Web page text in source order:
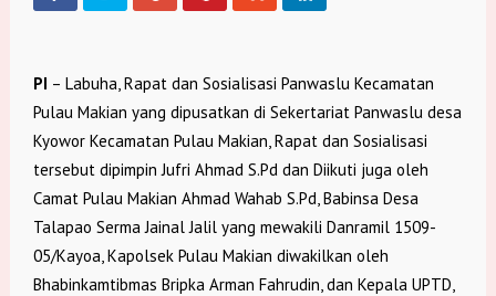
PI – Labuha, Rapat dan Sosialisasi Panwaslu Kecamatan
Pulau Makian yang dipusatkan di Sekertariat Panwaslu desa
Kyowor Kecamatan Pulau Makian, Rapat dan Sosialisasi
tersebut dipimpin Jufri Ahmad S.Pd dan Diikuti juga oleh
Camat Pulau Makian Ahmad Wahab S.Pd, Babinsa Desa
Talapao Serma Jainal Jalil yang mewakili Danramil 1509-
05/Kayoa, Kapolsek Pulau Makian diwakilkan oleh
Bhabinkamtibmas Bripka Arman Fahrudin, dan Kepala UPTD,